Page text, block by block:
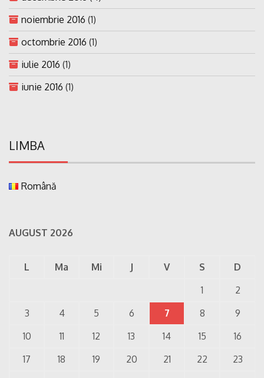
noiembrie 2016 (1)
octombrie 2016 (1)
iulie 2016 (1)
iunie 2016 (1)
LIMBA
Română
AUGUST 2026
L Ma Mi J V S
D
1
2
3
4 5 6 7 8
9
10
11 12 13 14 15
16
17
18 19 20 21 22
23